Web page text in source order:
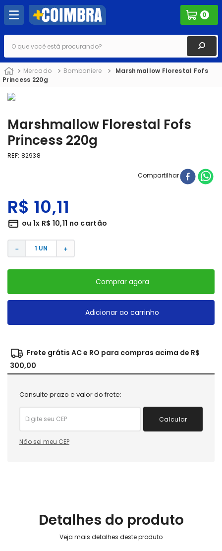
0
O que você está procurando?
Mercado Bomboniere
Marshmallow Florestal Fofs
Princess 220g
Marshmallow Florestal Fofs
Princess 220g
REF: 82938
Compartilhar
R$ 10,11
ou 1x R$ 10,11 no cartão
＋
－
Comprar agora
Adicionar ao carrinho
Frete grátis AC e RO para compras acima de R$
300,00
Consulte prazo e valor do frete:
Calcular
Não sei meu CEP
Detalhes do produto